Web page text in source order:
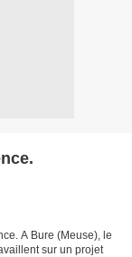
A Bure (Meuse), le
sur un projet